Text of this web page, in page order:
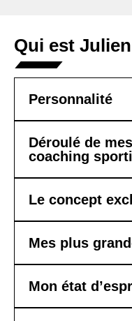
Qui est
Personnalité
Déroulé de
coaching
Le concept
Mes plus
Mon état